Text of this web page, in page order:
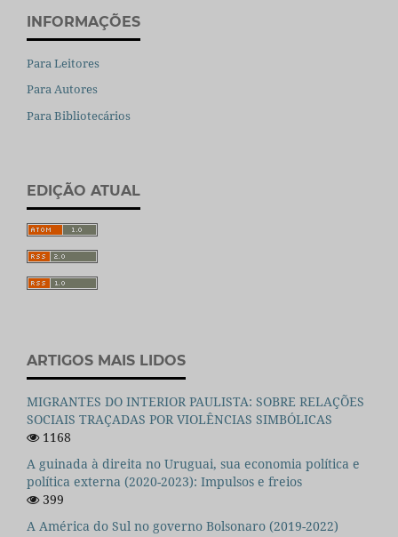
INFORMAÇÕES
Para Leitores
Para Autores
Para Bibliotecários
EDIÇÃO ATUAL
ARTIGOS MAIS LIDOS
MIGRANTES DO INTERIOR PAULISTA: SOBRE RELAÇÕES
SOCIAIS TRAÇADAS POR VIOLÊNCIAS SIMBÓLICAS
1168
A guinada à direita no Uruguai, sua economia política e
política externa (2020-2023): Impulsos e freios
399
A América do Sul no governo Bolsonaro (2019-2022)